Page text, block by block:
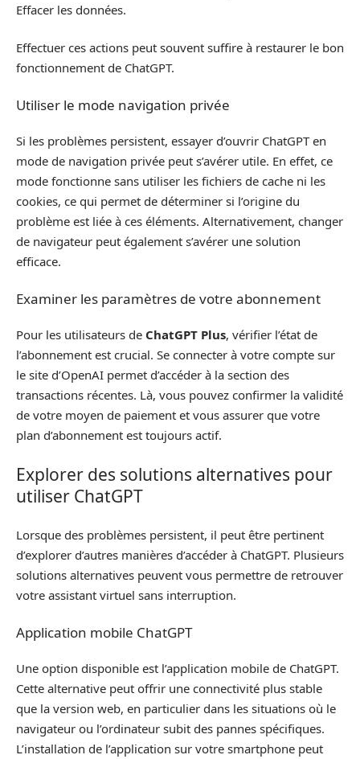
Effacer les données.
Effectuer ces actions peut souvent suffire à restaurer le bon
fonctionnement de ChatGPT.
Utiliser le mode navigation privée
Si les problèmes persistent, essayer d’ouvrir ChatGPT en
mode de navigation privée peut s’avérer utile. En effet, ce
mode fonctionne sans utiliser les fichiers de cache ni les
cookies, ce qui permet de déterminer si l’origine du
problème est liée à ces éléments. Alternativement, changer
de navigateur peut également s’avérer une solution
efficace.
Examiner les paramètres de votre abonnement
Pour les utilisateurs de ChatGPT Plus, vérifier l’état de
l’abonnement est crucial. Se connecter à votre compte sur
le site d’OpenAI permet d’accéder à la section des
transactions récentes. Là, vous pouvez confirmer la validité
de votre moyen de paiement et vous assurer que votre
plan d’abonnement est toujours actif.
Explorer des solutions alternatives pour
utiliser ChatGPT
Lorsque des problèmes persistent, il peut être pertinent
d’explorer d’autres manières d’accéder à ChatGPT. Plusieurs
solutions alternatives peuvent vous permettre de retrouver
votre assistant virtuel sans interruption.
Application mobile ChatGPT
Une option disponible est l’application mobile de ChatGPT.
Cette alternative peut offrir une connectivité plus stable
que la version web, en particulier dans les situations où le
navigateur ou l’ordinateur subit des pannes spécifiques.
L’installation de l’application sur votre smartphone peut